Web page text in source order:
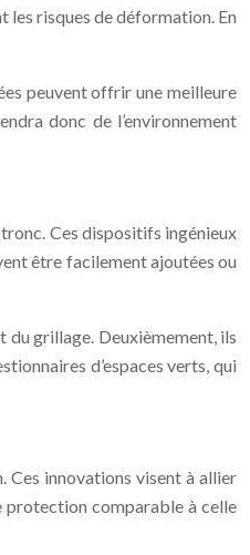
les risques de déformation. En
peuvent offrir une meilleure
donc de l’environnement
Ces dispositifs ingénieux
être facilement ajoutées ou
du grillage. Deuxièmement, ils
d’espaces verts, qui
innovations visent à allier
protection comparable à celle